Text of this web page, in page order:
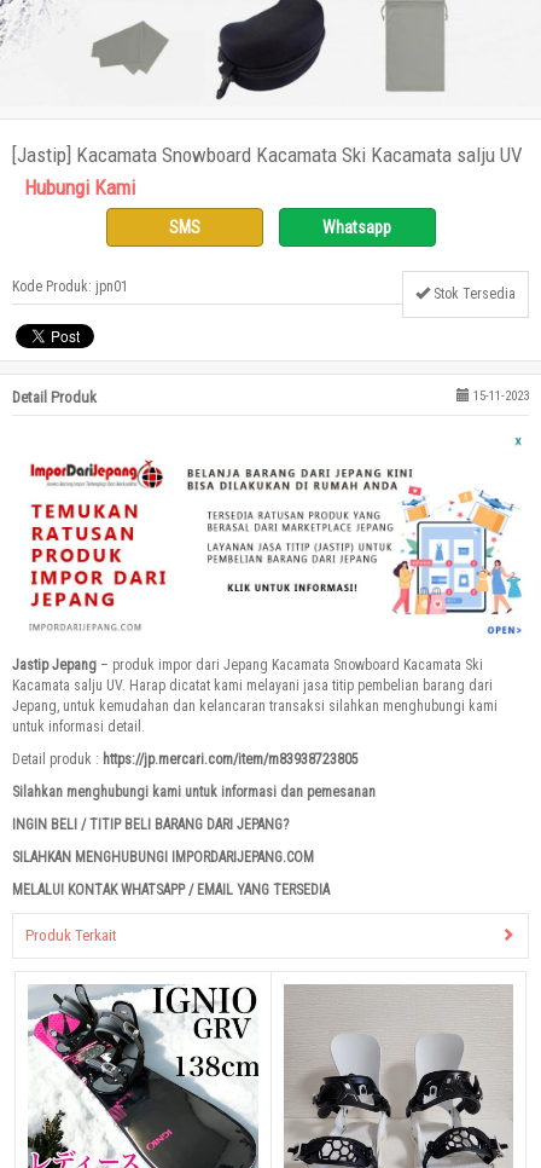
[Jastip] Kacamata Snowboard Kacamata Ski Kacamata salju UV
Hubungi Kami
SMS Whatsapp
Kode Produk: jpn01 Stok Tersedia
Detail Produk 15-11-2023
Jastip Jepang – produk impor dari Jepang Kacamata Snowboard Kacamata Ski
Kacamata salju UV. Harap dicatat kami melayani jasa titip pembelian barang dari
Jepang, untuk kemudahan dan kelancaran transaksi silahkan menghubungi kami
untuk informasi detail.
Detail produk : https://jp.mercari.com/item/m83938723805
Silahkan menghubungi kami untuk informasi dan pemesanan
INGIN BELI / TITIP BELI BARANG DARI JEPANG?
SILAHKAN MENGHUBUNGI IMPORDARIJEPANG.COM
MELALUI KONTAK WHATSAPP / EMAIL YANG TERSEDIA
Produk Terkait